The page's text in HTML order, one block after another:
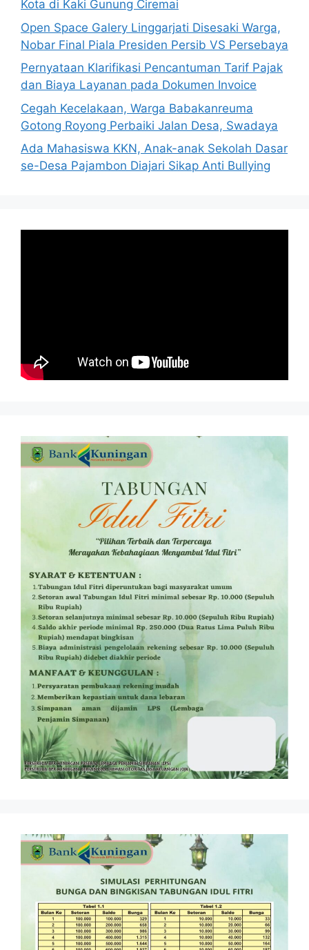
Kota di Kaki Gunung Ciremai
Open Space Galery Linggarjati Disesaki Warga,
Nobar Final Piala Presiden Persib VS Persebaya
Pernyataan Klarifikasi Pencantuman Tarif Pajak
dan Biaya Layanan pada Dokumen Invoice
Cegah Kecelakaan, Warga Babakanreuma
Gotong Royong Perbaiki Jalan Desa, Swadaya
Ada Mahasiswa KKN, Anak-anak Sekolah Dasar
se-Desa Pajambon Diajari Sikap Anti Bullying